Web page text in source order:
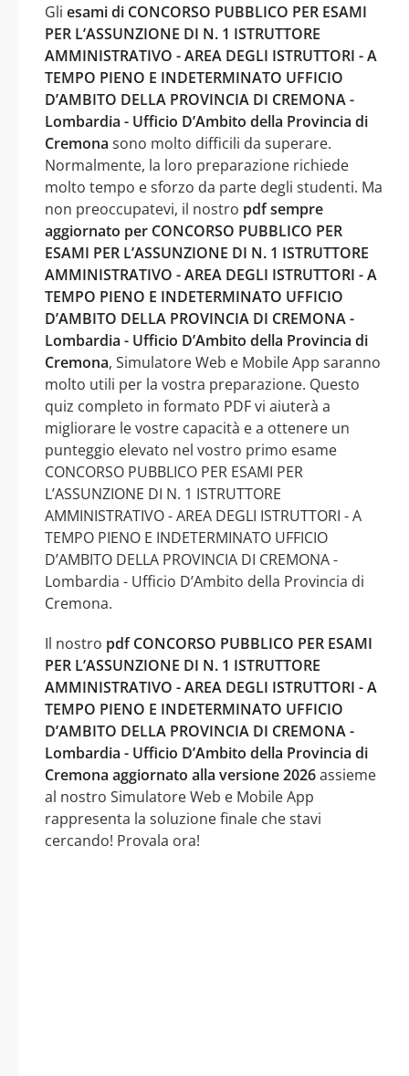
Gli esami di CONCORSO PUBBLICO PER ESAMI
PER L’ASSUNZIONE DI N. 1 ISTRUTTORE
AMMINISTRATIVO - AREA DEGLI ISTRUTTORI - A
TEMPO PIENO E INDETERMINATO UFFICIO
D’AMBITO DELLA PROVINCIA DI CREMONA -
Lombardia - Ufficio D’Ambito della Provincia di
Cremona sono molto difficili da superare.
Normalmente, la loro preparazione richiede
molto tempo e sforzo da parte degli studenti. Ma
non preoccupatevi, il nostro pdf sempre
aggiornato per CONCORSO PUBBLICO PER
ESAMI PER L’ASSUNZIONE DI N. 1 ISTRUTTORE
AMMINISTRATIVO - AREA DEGLI ISTRUTTORI - A
TEMPO PIENO E INDETERMINATO UFFICIO
D’AMBITO DELLA PROVINCIA DI CREMONA -
Lombardia - Ufficio D’Ambito della Provincia di
Cremona, Simulatore Web e Mobile App saranno
molto utili per la vostra preparazione. Questo
quiz completo in formato PDF vi aiuterà a
migliorare le vostre capacità e a ottenere un
punteggio elevato nel vostro primo esame
CONCORSO PUBBLICO PER ESAMI PER
L’ASSUNZIONE DI N. 1 ISTRUTTORE
AMMINISTRATIVO - AREA DEGLI ISTRUTTORI - A
TEMPO PIENO E INDETERMINATO UFFICIO
D’AMBITO DELLA PROVINCIA DI CREMONA -
Lombardia - Ufficio D’Ambito della Provincia di
Cremona.
Il nostro pdf CONCORSO PUBBLICO PER ESAMI
PER L’ASSUNZIONE DI N. 1 ISTRUTTORE
AMMINISTRATIVO - AREA DEGLI ISTRUTTORI - A
TEMPO PIENO E INDETERMINATO UFFICIO
D’AMBITO DELLA PROVINCIA DI CREMONA -
Lombardia - Ufficio D’Ambito della Provincia di
Cremona aggiornato alla versione 2026assieme
al nostro Simulatore Web e Mobile App
rappresenta la soluzione finale che stavi
cercando! Provala ora!